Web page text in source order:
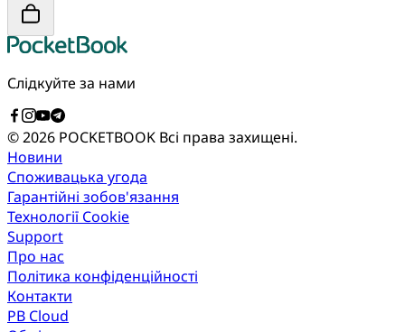
Слідкуйте за нами
© 2026 POCKETBOOK Всі права захищені.
Новини
Споживацька угода
Гарантійні зобов'язання
Технології Cookie
Support
Про нас
Політика конфіденційності
Контакти
PB Cloud